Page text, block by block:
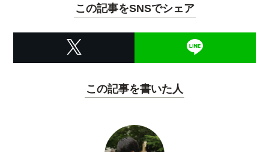
この記事をSNSでシェア
この記事を書いた人